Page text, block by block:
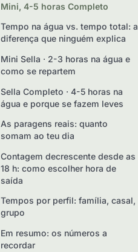
Mini, 4-5 horas Completo
Tempo na água vs. tempo total: a
diferença que ninguém explica
Mini Sella · 2-3 horas na água e
como se repartem
Sella Completo · 4-5 horas na
água e porque se fazem leves
As paragens reais: quanto
somam ao teu dia
Contagem decrescente desde as
18 h: como escolher hora de
saída
Tempos por perfil: família, casal,
grupo
Em resumo: os números a
recordar